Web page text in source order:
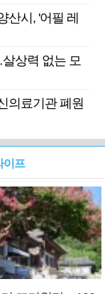
시, '어필 레
상력 없는 모
의료기관 폐원
이프